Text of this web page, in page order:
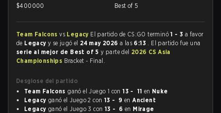
$400000
Best of 5
Team Falconsvs Legacy El partido de CS:GO terminó1 - 3 a favor
de Legacyy se jugó el 24 may 2026a las 6:13 . El partido fue una
serie al mejor de Best of 5y parte del 2026 CS Asia
Championships Bracket - Final.
Desglose del partido
Team Falcons ganó el Juego 1 con13 - 11 en Nuke
Legacy ganó el Juego 2 con 13 - 9 enAncient
Legacy ganó el Juego 3 con 13 - 6 en Mirage